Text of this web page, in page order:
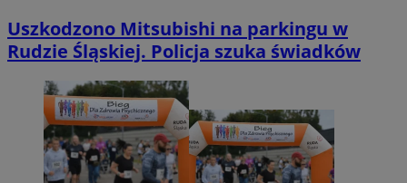
Uszkodzono Mitsubishi na parkingu w
Rudzie Śląskiej. Policja szuka świadków